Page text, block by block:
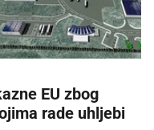
EU zbog
rade uhljebi